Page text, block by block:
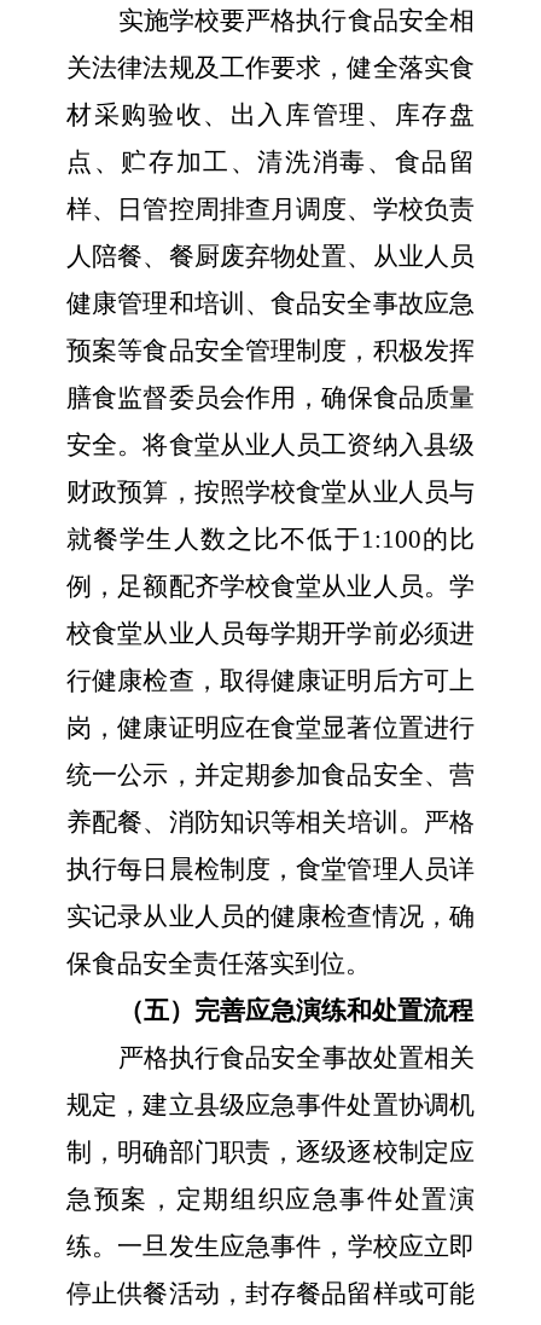
实施学校要严格执行食品安全相
关法律法规及工作要求，健全落实食
材采购验收、出入库管理、库存盘
点、贮存加工、清洗消毒、食品留
样、日管控周排查月调度、学校负责
人陪餐、 餐厨废弃物处置、 从业人员
健康管理和培训 、食品安全事故应急
预案等食品安全管理制度，积极发挥
膳食监督委员会作用，确保食品质量
安全。将食堂从业人员工资纳入县级
财政预算，按照学校食堂从业人员与
就餐学生人数之比不低于1:100的比
例，足额配齐学校食堂从业人员。 学
校食堂从业人员每学期开学前必须进
行健康检查，取得健康证明 后方可上
岗，健康证明应在食堂显著位置进行
统一公示 ，并定期参加食品安全、营
养配餐、 消防知识等相关培训。严格
执行每日晨检制度，食堂管理人员详
实记录从业人员的健康检查情况，确
保食品安全责任落实到位。
（五）完善应急演练和处置流程
严格执行食品安全事故处置相关
规定，建立县级应急事件处置协调机
制，明确部门职责，逐级逐校制定应
急预案 ， 定期组织应急事件处置演
练。 一旦发生应急事件 ，学校应立即
停止供餐活动，封存餐品留样或可能